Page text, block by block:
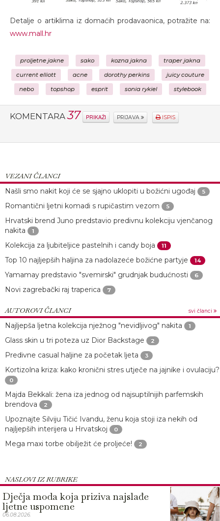
Detalje o artiklima iz domaćih prodavaonica, potražite na:
www.mall.hr
proljetne jakne sako kozna jakna traper jakna
current elliott acne dorothy perkins juicy couture
nebo topshop esprit sonia rykiel stylebook
KOMENTARA37 PRIKAŽI PRIJAVA ISPIS
VEZANI ČLANCI
Našli smo nakit koji će se sjajno uklopiti u božićni ugođaj
5
Romantični ljetni komadi s rupičastim vezom 5
Hrvatski brend Juno predstavio predivnu kolekciju vjenčanog
nakita
1
Kolekcija za ljubiteljice pastelnih i candy boja 11
Top 10 najljepših haljina za nadolazeće božićne partyje 14
Yamamay predstavio "svemirski" grudnjak budućnosti 6
Novi zagrebački raj traperica 7
AUTOROVI ČLANCI svi članci
Najljepša ljetna kolekcija nježnog "nevidljivog" nakita 1
Glass skin u tri poteza uz Dior Backstage 2
Predivne casual haljine za početak ljeta 3
Kortizolna kriza: kako kronični stres utječe na jajnike i ovulaciju?
0
Majda Bekkali: žena iza jednog od najsuptilnijih parfemskih
brendova
2
Upoznajte Silviju Tičić Ivandu, ženu koja stoji iza nekih od
najljepših interijera u Hrvatskoj
0
Mega maxi torbe obilježit će proljeće! 2
NASLOVI IZ RUBRIKE
Dječja moda koja priziva najslađe
ljetne uspomene
06.08.2026.